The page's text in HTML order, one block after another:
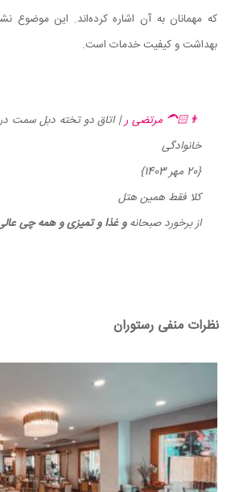
که مهمانان به آن اشاره کرده‌اند. این موضوع
بهداشت و کیفیت خدمات است.
👨🏻‍🦱 مرتضی ر
خانوادگی
{20 مهر 1403}
کلا فقط همین هتل
از برخورد صبحانهو غذا و تمیزی و همه چی
نظرات منفی رستوران